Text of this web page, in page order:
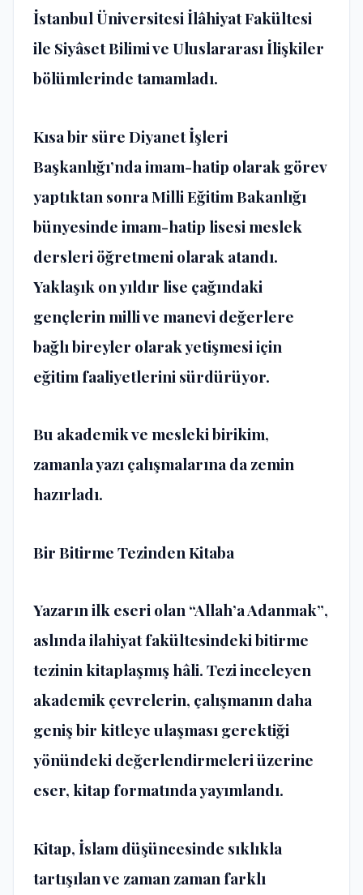
İstanbul Üniversitesi İlâhiyat Fakültesi
ile Siyâset Bilimi ve Uluslararası İlişkiler
bölümlerinde tamamladı.
Kısa bir süre Diyanet İşleri
Başkanlığı’nda imam-hatip olarak görev
yaptıktan sonra Milli Eğitim Bakanlığı
bünyesinde imam-hatip lisesi meslek
dersleri öğretmeni olarak atandı.
Yaklaşık on yıldır lise çağındaki
gençlerin milli ve manevi değerlere
bağlı bireyler olarak yetişmesi için
eğitim faaliyetlerini sürdürüyor.
Bu akademik ve mesleki birikim,
zamanla yazı çalışmalarına da zemin
hazırladı.
Bir Bitirme Tezinden Kitaba
Yazarın ilk eseri olan“Allah’a Adanmak”,
aslında ilahiyat fakültesindeki bitirme
tezinin kitaplaşmış hâli. Tezi inceleyen
akademik çevrelerin, çalışmanın daha
geniş bir kitleye ulaşması gerektiği
yönündeki değerlendirmeleri üzerine
eser, kitap formatında yayımlandı.
Kitap, İslam düşüncesinde sıklıkla
tartışılan ve zaman zaman farklı